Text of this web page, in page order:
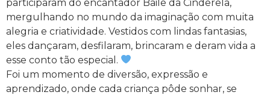
participaram do encantador Baile da Cinderela,
mergulhando no mundo da imaginação com muita
alegria e criatividade. Vestidos com lindas fantasias,
eles dançaram, desfilaram, brincaram e deram vida a
esse conto tão especial.
Foi um momento de diversão, expressão e
aprendizado, onde cada criança pôde sonhar, se